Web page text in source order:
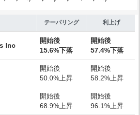
テーパリング 利上げ
Inc
開始後
15.6%下落
開始後
57.4%下落
開始後
50.0%上昇
開始後
58.2%上昇
開始後
68.9%上昇
開始後
96.1%上昇